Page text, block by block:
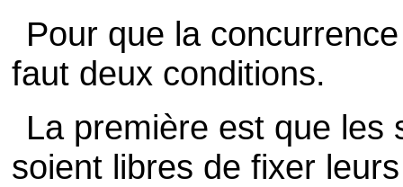
Pour que la
faut deux conditions.
La première est que les
soient libres de fixer